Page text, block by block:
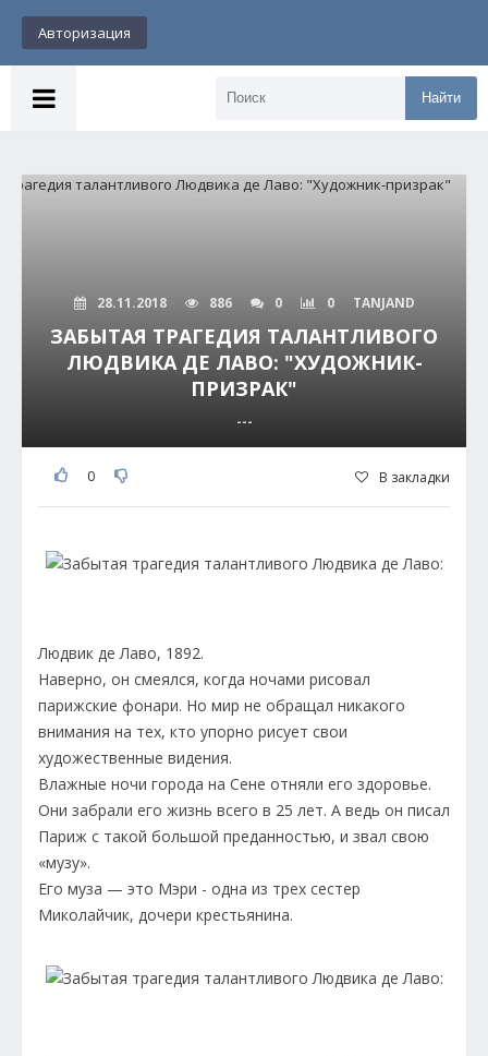
Авторизация
Найти
28.11.2018 886 0 0 TANJAND
ЗАБЫТАЯ ТРАГЕДИЯ ТАЛАНТЛИВОГО
ЛЮДВИКА ДЕ ЛАВО: "ХУДОЖНИК-
ПРИЗРАК"
---
0 В закладки
Людвик де Лаво, 1892.
Наверно, он смеялся, когда ночами рисовал
парижские фонари. Но мир не обращал никакого
внимания на тех, кто упорно рисует свои
художественные видения.
Влажные ночи города на Сене отняли его здоровье.
Они забрали его жизнь всего в 25 лет. А ведь он писал
Париж с такой большой преданностью, и звал свою
«музу».
Его муза — это Мэри - одна из трех сестер
Миколайчик, дочери крестьянина.